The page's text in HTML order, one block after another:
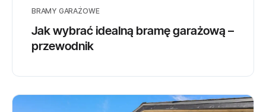
BRAMY GARAŻOWE
Jak wybrać idealną bramę garażową –
przewodnik